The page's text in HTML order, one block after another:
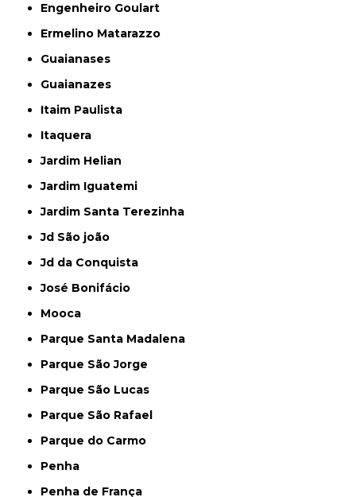
Engenheiro Goulart
Ermelino Matarazzo
Guaianases
Guaianazes
Itaim Paulista
Itaquera
Jardim Helian
Jardim Iguatemi
Jardim Santa Terezinha
Jd São joão
Jd da Conquista
José Bonifácio
Mooca
Parque Santa Madalena
Parque São Jorge
Parque São Lucas
Parque São Rafael
Parque do Carmo
Penha
Penha de França